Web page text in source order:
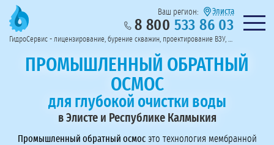
Предоставим полный пакет документов
Пригласить в тендер
Колл-центр на связи с 9:00 до 19:00
Перезвоните мне!
Ваш регион: Элиста
8 800 533 86 03 Нужна
ГидроСервис - лицензирование, бурение скважин, проектирование ВЗУ, системы водоподготовки
ПРОМЫШЛЕННЫЙ ОБРАТНЫЙ
ОСМОС
для глубокой очистки воды
в Элисте и Республике Калмыкия
Промышленный обратный осмосэто технология мембранной